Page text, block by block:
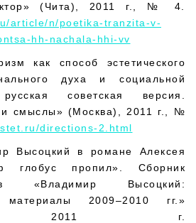
(Чита), 2011 г., № 4.
article/n/poetika-tranzita-v-
hh-nachala-hhi-vv
как способ эстетического
духа и социальной
советская версия.
смыслы» (Москва), 2011 г., №
directions-2.html
Высоцкий в романе Алексея
глобус пропил». Сборник
«Владимир Высоцкий:
2009–2010 гг.»
2011 г.